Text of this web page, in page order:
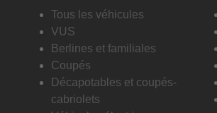
Tous les véhicules
VUS
Berlines et familiales
Coupés
Décapotables et coupés-
cabriolets